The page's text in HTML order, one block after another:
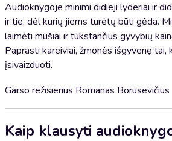
Audioknygoje minimi didieji lyderiai ir
ir tie, dėl kurių jiems turėtų būti gėda.
laimėti mūšiai ir tūkstančius gyvybių
Paprasti kareiviai, žmonės išgyvenę tai,
įsivaizduoti.
Garso režisierius Romanas Borusevičius
Kaip klausyti